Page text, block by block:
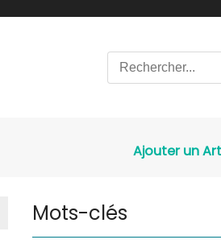
Ajouter un
Mots-clés